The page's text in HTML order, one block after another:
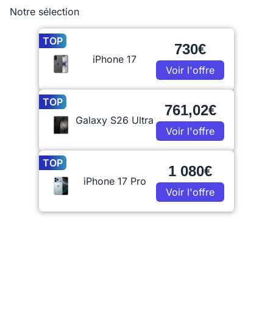
Notre sélection
TOP
iPhone 17
730€
Voir l'offre
TOP
Galaxy S26 Ultra
761,02€
Voir l'offre
TOP
iPhone 17 Pro
1 080€
Voir l'offre